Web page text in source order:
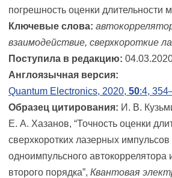
погрешность оценки длительности
Ключевые слова:
взаимодействие, сверхкороткие
Поступила в редакцию:
Англоязычная версия:
Quantum Electronics, 2020, 50:4,
Образец цитирования: И. В.
Е. А. Хазанов, “Точность оценки
сверхкоротких лазерных
одноимпульсного автокоррелятора
второго порядка”, Квантовая